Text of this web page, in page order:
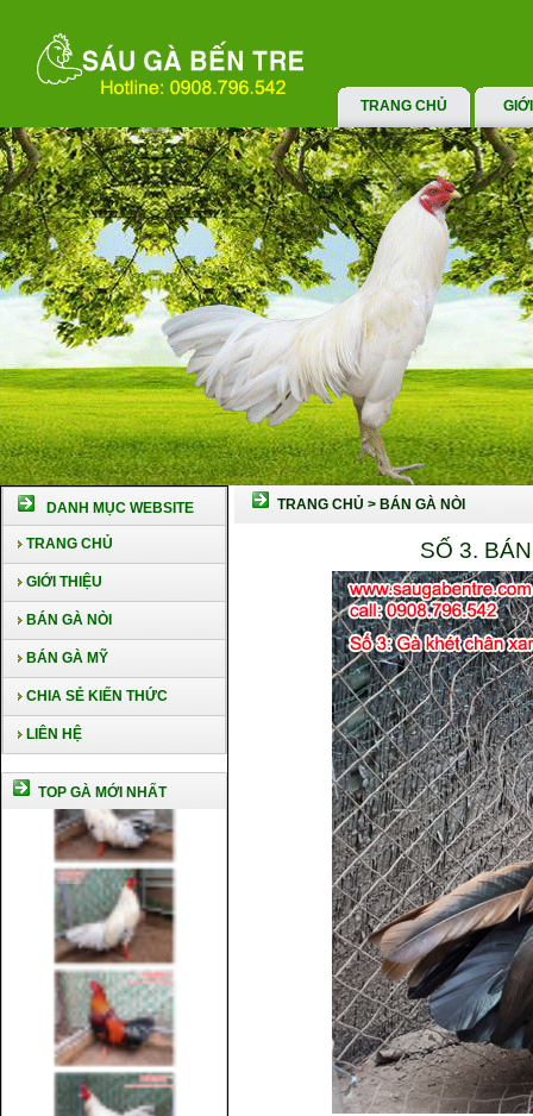
TRANG CHỦ
DANH MỤC WEBSITE
TRANG CHỦ
GIỚI THIỆU
BÁN GÀ NÒI
BÁN GÀ MỸ
CHIA SẺ KIẾN THỨC
LIÊN HỆ
TOP GÀ MỚI NHẤT
TRANG CHỦ > BÁN GÀ NÒI
SỐ 3.